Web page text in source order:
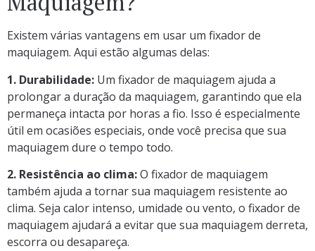
Existem várias vantagens em usar um fixador de
maquiagem. Aqui estão algumas delas:
1. Durabilidade: Um fixador de maquiagem ajuda a
prolongar a duração da maquiagem, garantindo que ela
permaneça intacta por horas a fio. Isso é especialmente
útil em ocasiões especiais, onde você precisa que sua
maquiagem dure o tempo todo.
2. Resistência ao clima:O fixador de maquiagem
também ajuda a tornar sua maquiagem resistente ao
clima. Seja calor intenso, umidade ou vento, o fixador de
maquiagem ajudará a evitar que sua maquiagem derreta,
escorra ou desapareça.